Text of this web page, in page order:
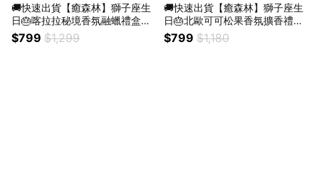
🚚快速出貨【癒森林】獅子座生
日🎂喀拉拉秘境香氛融蠟禮盒｜
4入+融蠟燭燈（生日禮物／質感
送禮／療癒系禮物／送禮推薦）
$799 $1,299
🚚快速出貨【癒森林】獅子座生
日🎂北歐可可松果香氛擴香禮盒
｜水晶杯+松果+15ml香氛油
（收禮人自選香氣／生日禮物／
$799 $1,180